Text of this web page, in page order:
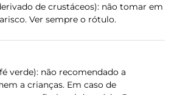
de crustáceos): não tomar em
Ver sempre o rótulo.
verde): não recomendado a
a crianças. Em caso de